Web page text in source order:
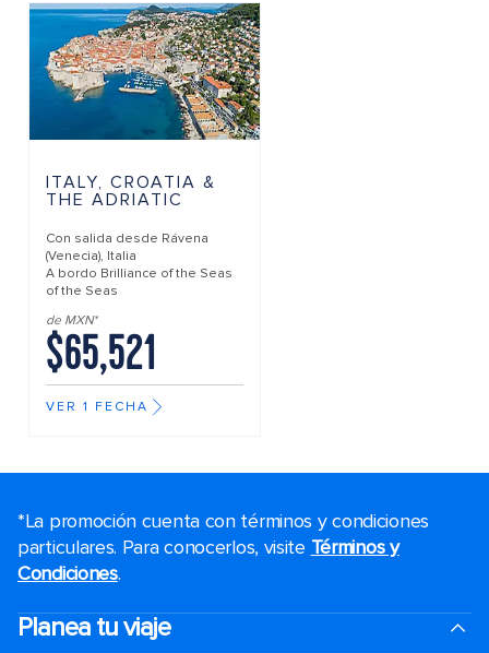
ITALY, CROATIA &
THE ADRIATIC
Con salida desde Rávena
(Venecia), Italia
A bordo Brilliance of the Seas
of the Seas
de MXN*
$65,521
VER 1 FECHA
*La promoción cuenta con términos y condiciones
particulares. Para conocerlos, visite Términos y
Condiciones.
Planea tu viaje